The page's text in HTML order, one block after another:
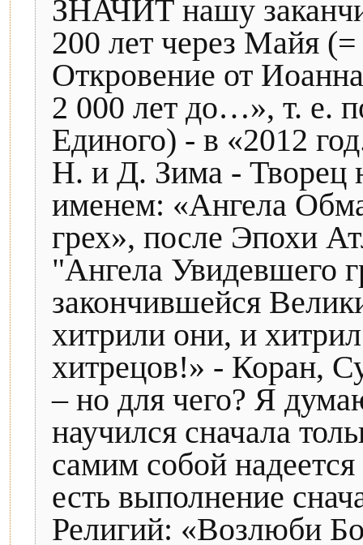
ЗНАЧИТ нашу
200 лет через Майя
Откровение от
2 000 лет до…», т. е.
Единого) - в «2012
Н. и Д. Зима - Творец
именем: «Ангела
грех», после Эпохи
"Ангела Увидевшего
закончившейся
хитрили они, и
хитрецов!» - Коран,
– но для чего? Я
научился сначала
самим собой
есть выполнение
Религий: «Возлюби